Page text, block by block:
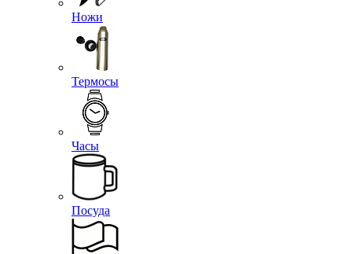
Кокарды
Лычки и пластины
Нашивки
Погоны